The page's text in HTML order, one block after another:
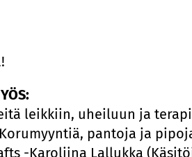
leikkiin, uheiluun ja
pantoja ja
-Karoliina Lallukka